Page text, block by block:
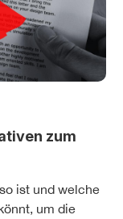
zum
ist und welche
um die